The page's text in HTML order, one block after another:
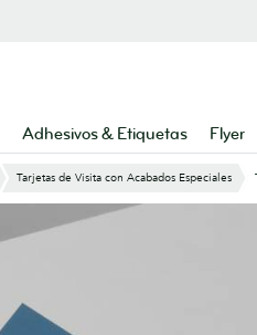
Adhesivos & Etiquetas Flyer
Tarjetas de Visita con Acabados Especiales